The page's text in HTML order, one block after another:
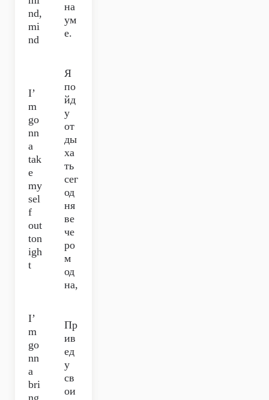
nd,
mi
nd
на
ум
е.
I’
m
go
nn
a
tak
e
my
sel
f
out
ton
igh
t
Я
по
йд
у
от
ды
ха
ть
сег
од
ня
ве
че
ро
м
од
на,
I’
m
go
nn
a
bri
ng
Пр
ив
ед
у
св
ои